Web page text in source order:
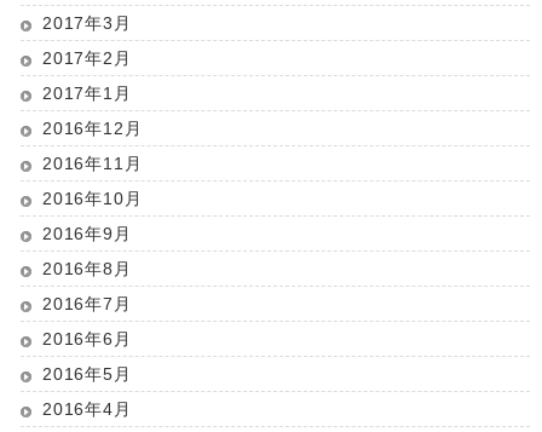
2017年3月
2017年2月
2017年1月
2016年12月
2016年11月
2016年10月
2016年9月
2016年8月
2016年7月
2016年6月
2016年5月
2016年4月